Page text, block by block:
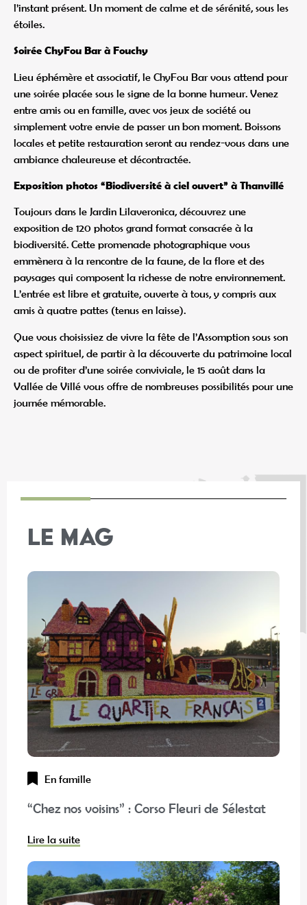
l’instant présent. Un moment de calme et de sérénité, sous les
étoiles.
Soirée ChyFou Bar à Fouchy
Lieu éphémère et associatif, le ChyFou Bar vous attend pour
une soirée placée sous le signe de la bonne humeur. Venez
entre amis ou en famille, avec vos jeux de société ou
simplement votre envie de passer un bon moment. Boissons
locales et petite restauration seront au rendez-vous dans une
ambiance chaleureuse et décontractée.
Exposition photos “Biodiversité à ciel ouvert” à Thanvillé
Toujours dans le Jardin Lilaveronica, découvrez une
exposition de 120 photos grand format consacrée à la
biodiversité. Cette promenade photographique vous
emmènera à la rencontre de la faune, de la flore et des
paysages qui composent la richesse de notre environnement.
L’entrée est libre et gratuite, ouverte à tous, y compris aux
amis à quatre pattes (tenus en laisse).
Que vous choisissiez de vivre la fête de l’Assomption sous son
aspect spirituel, de partir à la découverte du patrimoine local
ou de profiter d’une soirée conviviale, le 15 août dans la
Vallée de Villé vous offre de nombreuses possibilités pour une
journée mémorable.
LE MAG
En famille
“Chez nos voisins” : Corso Fleuri de Sélestat
Lire la suite